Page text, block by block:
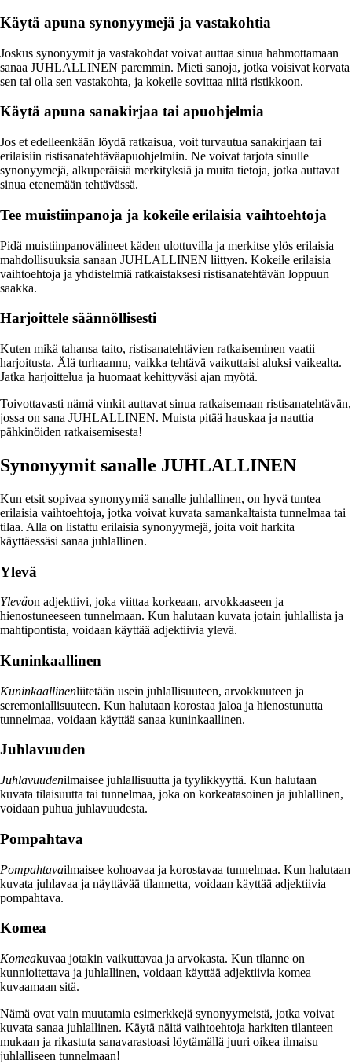
Käytä apuna synonyymejä ja vastakohtia
Joskus synonyymit ja vastakohdat voivat auttaa sinua hahmottamaan
sanaa JUHLALLINEN paremmin. Mieti sanoja, jotka voisivat korvata
sen tai olla sen vastakohta, ja kokeile sovittaa niitä ristikkoon.
Käytä apuna sanakirjaa tai apuohjelmia
Jos et edelleenkään löydä ratkaisua, voit turvautua sanakirjaan tai
erilaisiin ristisanatehtäväapuohjelmiin. Ne voivat tarjota sinulle
synonyymejä, alkuperäisiä merkityksiä ja muita tietoja, jotka auttavat
sinua etenemään tehtävässä.
Tee muistiinpanoja ja kokeile erilaisia vaihtoehtoja
Pidä muistiinpanovälineet käden ulottuvilla ja merkitse ylös erilaisia
mahdollisuuksia sanaan JUHLALLINEN liittyen. Kokeile erilaisia
vaihtoehtoja ja yhdistelmiä ratkaistaksesi ristisanatehtävän loppuun
saakka.
Harjoittele säännöllisesti
Kuten mikä tahansa taito, ristisanatehtävien ratkaiseminen vaatii
harjoitusta. Älä turhaannu, vaikka tehtävä vaikuttaisi aluksi vaikealta.
Jatka harjoittelua ja huomaat kehittyväsi ajan myötä.
Toivottavasti nämä vinkit auttavat sinua ratkaisemaan ristisanatehtävän,
jossa on sana JUHLALLINEN. Muista pitää hauskaa ja nauttia
pähkinöiden ratkaisemisesta!
Synonyymit sanalle JUHLALLINEN
Kun etsit sopivaa synonyymiä sanalle juhlallinen, on hyvä tuntea
erilaisia vaihtoehtoja, jotka voivat kuvata samankaltaista tunnelmaa tai
tilaa. Alla on listattu erilaisia synonyymejä, joita voit harkita
käyttäessäsi sanaa juhlallinen.
Ylevä
Yleväon adjektiivi, joka viittaa korkeaan, arvokkaaseen ja
hienostuneeseen tunnelmaan. Kun halutaan kuvata jotain juhlallista ja
mahtipontista, voidaan käyttää adjektiivia ylevä.
Kuninkaallinen
Kuninkaallinenliitetään usein juhlallisuuteen, arvokkuuteen ja
seremoniallisuuteen. Kun halutaan korostaa jaloa ja hienostunutta
tunnelmaa, voidaan käyttää sanaa kuninkaallinen.
Juhlavuuden
Juhlavuudenilmaisee juhlallisuutta ja tyylikkyyttä. Kun halutaan
kuvata tilaisuutta tai tunnelmaa, joka on korkeatasoinen ja juhlallinen,
voidaan puhua juhlavuudesta.
Pompahtava
Pompahtavailmaisee kohoavaa ja korostavaa tunnelmaa. Kun halutaan
kuvata juhlavaa ja näyttävää tilannetta, voidaan käyttää adjektiivia
pompahtava.
Komea
Komeakuvaa jotakin vaikuttavaa ja arvokasta. Kun tilanne on
kunnioitettava ja juhlallinen, voidaan käyttää adjektiivia komea
kuvaamaan sitä.
Nämä ovat vain muutamia esimerkkejä synonyymeistä, jotka voivat
kuvata sanaa juhlallinen. Käytä näitä vaihtoehtoja harkiten tilanteen
mukaan ja rikastuta sanavarastoasi löytämällä juuri oikea ilmaisu
juhlalliseen tunnelmaan!